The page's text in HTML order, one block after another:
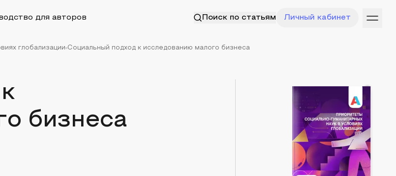
для авторов Поиск по статьям Личный кабинет
глобализации Социальный подход к исследованию малого бизнеса
бизнеса